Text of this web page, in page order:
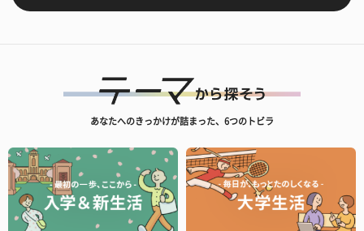
あなたへのきっかけが詰まった、6つのトビラ